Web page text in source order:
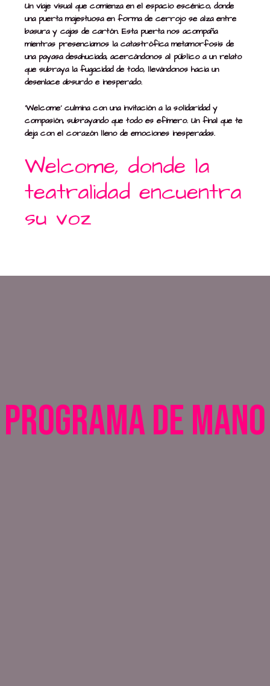
Un viaje visual que comienza en el espacio escénico, donde
una puerta majestuosa en forma de cerrojo se alza entre
basura y cajas de cartón. Esta puerta nos acompaña
mientras presenciamos la catastrófica metamorfosis de
una payasa desahuciada, acercándonos al público a un relato
que subraya la fugacidad de todo, llevándonos hacia un
desenlace absurdo e inesperado.
‘Welcome’ culmina con una invitación a la solidaridad y
compasión, subrayando que todo es efímero. Un final que te
deja con el corazón lleno de emociones inesperadas.
Welcome, donde la
teatralidad encuentra
su voz
PROGRAMA DE MANO